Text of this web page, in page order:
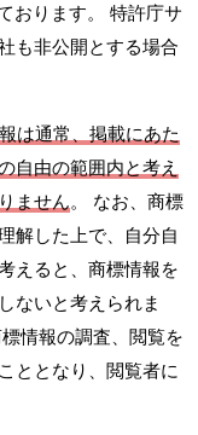
おります。 特許庁サ
も非公開とする場合
は通常、掲載にあた
自由の範囲内と考え
ません。 なお、商標
解した上で、自分自
えると、商標情報を
ないと考えられま
情報の調査、閲覧を
ととなり、閲覧者に